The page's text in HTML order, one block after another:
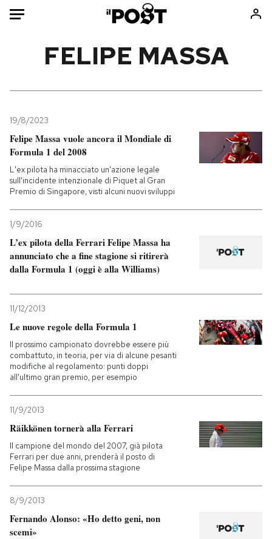
Mondo
Politica
Tecnologia
Internet
Scienza
Economia
Sport
Consumismi
Ok Boomer!
Media
Mondiali calcio 2026
PODCAST
I MIEI PREFERITI
SHOP
CALENDARIO
AREA PERSONALE
Entra
FELIPE MASSA
19/8/2023
Felipe Massa vuole ancora il Mondiale di
Formula 1 del 2008
L'ex pilota ha minacciato un'azione legale
sull'incidente intenzionale di Piquet al Gran
Premio di Singapore, visti alcuni nuovi sviluppi
1/9/2016
L’ex pilota della Ferrari Felipe Massa ha
annunciato che a fine stagione si ritirerà
dalla Formula 1 (oggi è alla Williams)
11/12/2013
Le nuove regole della Formula 1
Il prossimo campionato dovrebbe essere più
combattuto, in teoria, per via di alcune pesanti
modifiche al regolamento: punti doppi
all'ultimo gran premio, per esempio
11/9/2013
Räikkönen tornerà alla Ferrari
Il campione del mondo del 2007, già pilota
Ferrari per due anni, prenderà il posto di
Felipe Massa dalla prossima stagione
8/9/2013
Fernando Alonso: «Ho detto geni, non
scemi»